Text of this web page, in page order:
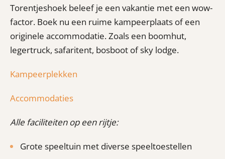
Torentjeshoek beleef je een vakantie met een wow-
factor. Boek nu een ruime kampeerplaats of een
originele accommodatie. Zoals een boomhut,
legertruck, safaritent, bosboot of sky lodge.
Kampeerplekken
Accommodaties
Alle faciliteiten op een rijtje:
Grote speeltuin met diverse speeltoestellen